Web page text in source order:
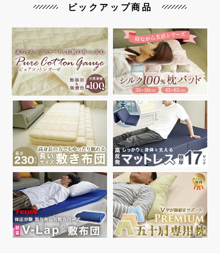
ピックアップ商品